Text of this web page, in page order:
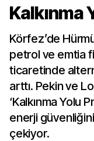
Kalkınma
Körfez’de
petrol ve emtia
ticaretinde
arttı. Pekin ve
‘Kalkınma Yolu
enerji
çekiyor.